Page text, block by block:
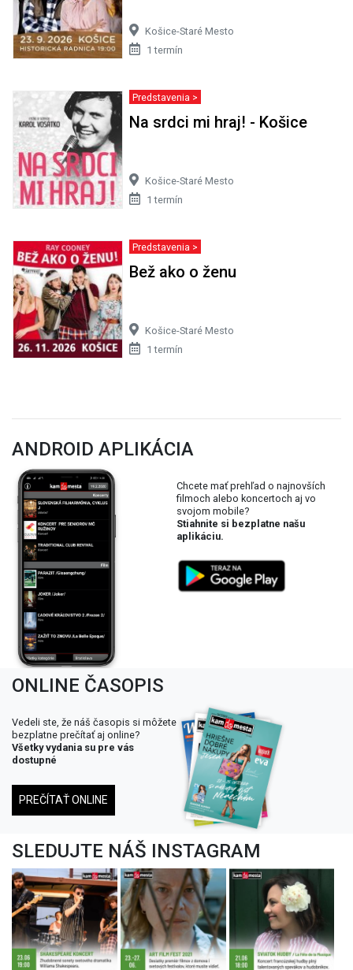
Košice-Staré Mesto
1 termín
Predstavenia >
Na srdci mi hraj! - Košice
Košice-Staré Mesto
1 termín
Predstavenia >
Bež ako o ženu
Košice-Staré Mesto
1 termín
ANDROID APLIKÁCIA
Chcete mať prehľad o najnovších
filmoch alebo koncertoch aj vo
svojom mobile?
Stiahnite si bezplatne našu
aplikáciu.
ONLINE ČASOPIS
Vedeli ste, že náš časopis si môžete
bezplatne prečítať aj online?
Všetky vydania su pre vás
dostupné
PREČÍTAŤ ONLINE
SLEDUJTE NÁŠ INSTAGRAM